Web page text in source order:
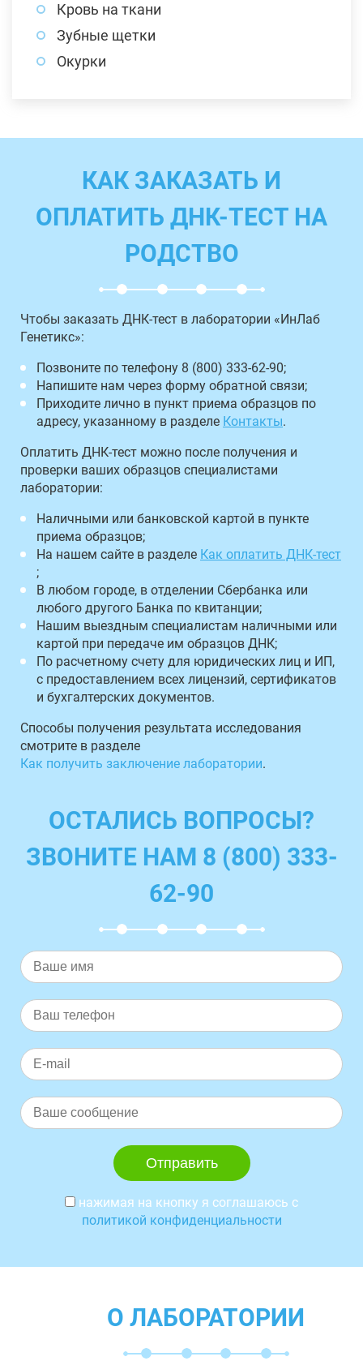
Кровь на ткани
Зубные щетки
Окурки
КАК ЗАКАЗАТЬ И
ОПЛАТИТЬ ДНК-ТЕСТ НА
РОДСТВО
Чтобы заказать ДНК-тест в лаборатории «ИнЛаб
Генетикс»:
Позвоните по телефону 8 (800) 333-62-90;
Напишите нам через форму обратной связи;
Приходите лично в пункт приема образцов по
адресу, указанному в разделе Контакты.
Оплатить ДНК-тест можно после получения и
проверки ваших образцов специалистами
лаборатории:
Наличными или банковской картой в пункте
приема образцов;
На нашем сайте в разделе Как оплатить ДНК-тест
;
В любом городе, в отделении Сбербанка или
любого другого Банка по квитанции;
Нашим выездным специалистам наличными или
картой при передаче им образцов ДНК;
По расчетному счету для юридических лиц и ИП,
с предоставлением всех лицензий, сертификатов
и бухгалтерских документов.
Способы получения результата исследования
смотрите в разделе
Как получить заключение лаборатории.
ОСТАЛИСЬ ВОПРОСЫ?
ЗВОНИТЕ НАМ 8 (800) 333-
62-90
нажимая на кнопку я соглашаюсь с
политикой конфиденциальности
О ЛАБОРАТОРИИ